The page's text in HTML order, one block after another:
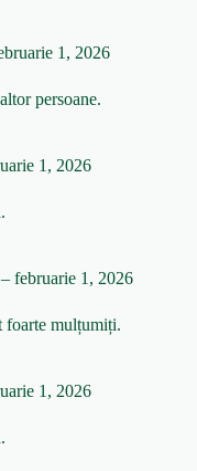
1, 2026
persoane.
1, 2026
– februarie 1, 2026
foarte mulțumiți.
1, 2026